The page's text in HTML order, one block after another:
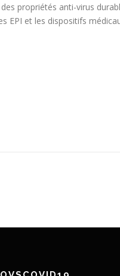
propriétés anti-virus
EPI et les dispositifs